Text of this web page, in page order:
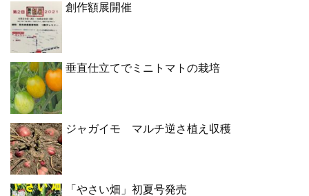
創作額展開催
垂直仕立てでミニトマトの栽培
ジャガイモ マルチ逆さ植え収穫
「やさい畑」初夏号発売